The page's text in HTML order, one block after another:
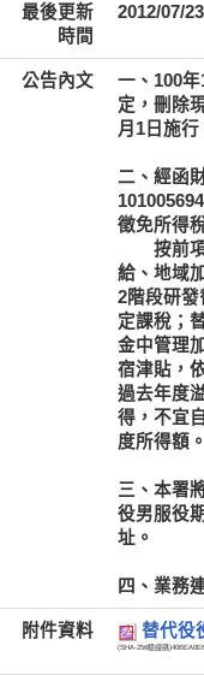
最後更新
時間
2012/07/
公告內文
一、100
定，刪除
月1日施行
二、經函
徵免所得
按前項
給、地域
2階段研
定課稅；
金中管理
宿津貼，
過去年度
得，不宜
度所得額。
三、本署
役男服役
址。
四、業務
附件資料 替代役
(SHA-256驗證碼)